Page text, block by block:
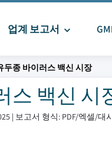
업계 보고서
두종 바이러스 백신 시장
백신 시
| 보고서 형식: PDF/엑셀/대